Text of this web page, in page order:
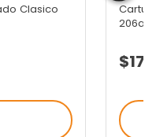
Clasico
206a